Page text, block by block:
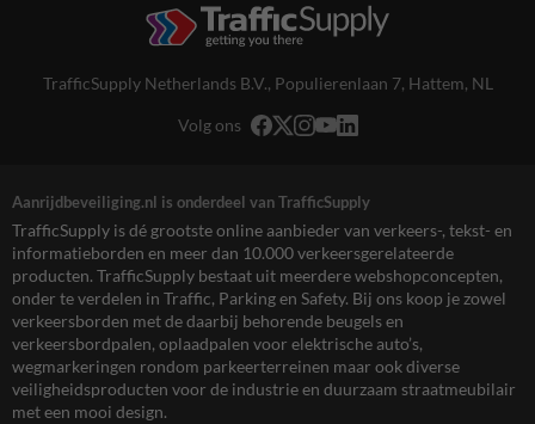
TrafficSupply Netherlands B.V., Populierenlaan 7, Hattem, NL
Volg ons
Aanrijdbeveiliging.nl is onderdeel van TrafficSupply
TrafficSupply is dé grootste online aanbieder van verkeers-, tekst- en
informatieborden en meer dan 10.000 verkeersgerelateerde
producten. TrafficSupply bestaat uit meerdere webshopconcepten,
onder te verdelen in Traffic, Parking en Safety. Bij ons koop je zowel
verkeersborden met de daarbij behorende beugels en
verkeersbordpalen, oplaadpalen voor elektrische auto’s,
wegmarkeringen rondom parkeerterreinen maar ook diverse
veiligheidsproducten voor de industrie en duurzaam straatmeubilair
met een mooi design.